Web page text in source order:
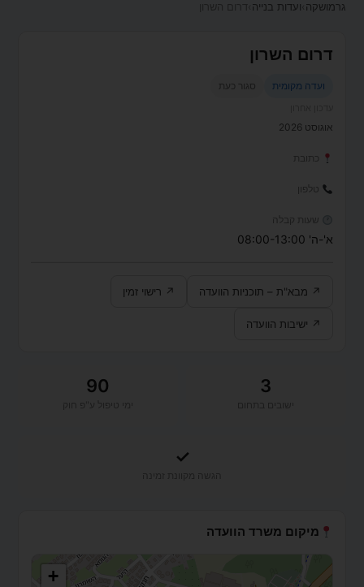
גרמושקה ועדות בנייה
דרום השרון
ועדה מקומית סגור כעת
אוגוסט 2026
כתובת
טלפון
שעות קבלה
א'-ה' 08:00-13:00
↗ מבא"ת – תוכניות הוועדה ↗ רישוי זמין
↗ ישיבות הוועדה
3
90
✓
מיקום משרד הוועדה
+